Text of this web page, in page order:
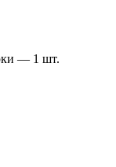
— 1 шт.